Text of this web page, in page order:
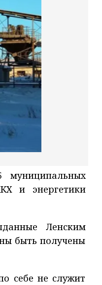
муниципальных
и энергетики
Ленским
быть получены
себе не служит